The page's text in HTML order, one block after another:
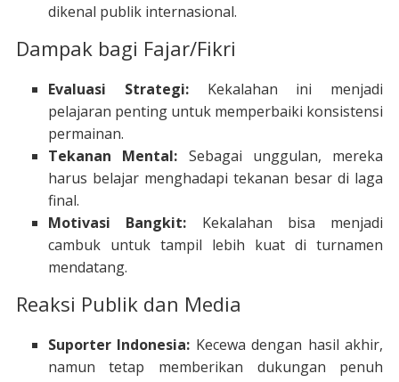
dikenal publik internasional.
Dampak bagi Fajar/Fikri
Evaluasi Strategi:Kekalahan ini menjadi
pelajaran penting untuk memperbaiki konsistensi
permainan.
Tekanan Mental: Sebagai unggulan, mereka
harus belajar menghadapi tekanan besar di laga
final.
Motivasi Bangkit: Kekalahan bisa menjadi
cambuk untuk tampil lebih kuat di turnamen
mendatang.
Reaksi Publik dan Media
Suporter Indonesia: Kecewa dengan hasil akhir,
namun tetap memberikan dukungan penuh